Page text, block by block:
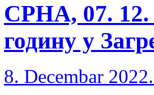
СРНА, 07. 12.
годину у
8. Decembar